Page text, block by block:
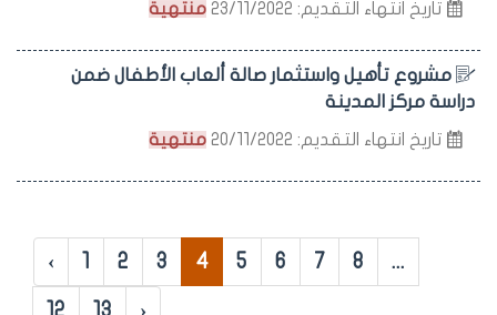
تاريخ انتهاء التقديم: 23/11/2022 منتهية
مشروع تأهيل واستثمار صالة ألعاب الأطفال ضمن
دراسة مركز المدينة
تاريخ انتهاء التقديم: 20/11/2022 منتهية
‹ 2 3 4 5 6 7 8 ...
12 13 ›